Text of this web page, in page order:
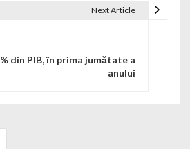
Next Article
din PIB, în prima jumătate a
anului